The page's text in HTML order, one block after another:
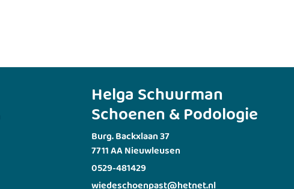
Helga Schuurman
Schoenen & Podologie
Burg. Backxlaan 37
7711 AA Nieuwleusen
0529-481429
wiedeschoenpast@hetnet.nl